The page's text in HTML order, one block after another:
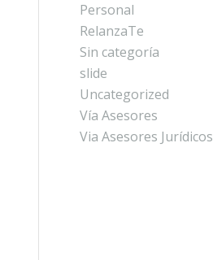
Personal
RelanzaTe
Sin categoría
slide
Uncategorized
Vía Asesores
Via Asesores Jurídicos